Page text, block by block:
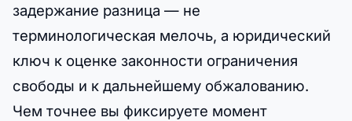
задержание разница — не
терминологическая мелочь, а юридический
ключ к оценке законности ограничения
свободы и к дальнейшему обжалованию.
Чем точнее вы фиксируете момент